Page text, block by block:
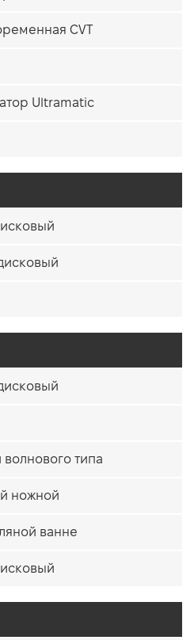
CVT
Ultramatic
типа
ножной
ванне